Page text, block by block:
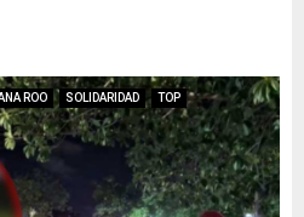
ROO SOLIDARIDAD TOP